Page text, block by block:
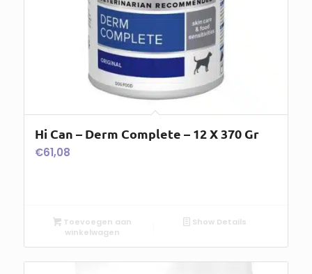
Hi Can – Derm Complete – 12 X 370 Gr
€61,08
Toevoegen aan
winkelwagen
Show Details